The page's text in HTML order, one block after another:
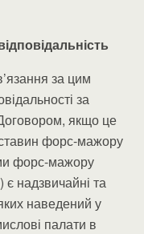
за цим
за
якщо це
форс-мажору
форс-мажору
надзвичайні та
наведений у
палати в